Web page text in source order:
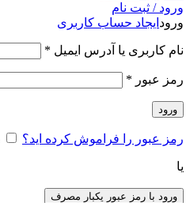
ورود / ثبت نام
ورود ایجاد حساب کاربری
نام کاربری یا آدرس ایمیل *
رمز عبور *
ورود
رمز عبور را فراموش کرده اید؟
یا
ورود با رمز عبور یکبار مصرف